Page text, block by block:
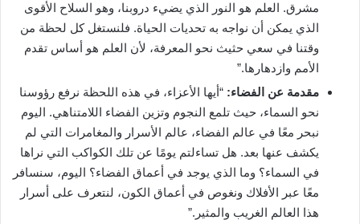
مشرق. العلم هو النور الذي يضيء دروبنا، وهو السلاح الأقوى
الذي يمكن أن نواجه به تحديات الحياة. فلنستغل كل لحظة من
وقتنا في سعي حثيث نحو المعرفة، لأن العلم هو أساس تقدم
الأمم وازدهارها.”
مقدمة عن الفضاء: “أيها الأعزاء، في هذه اللحظة نرفع رؤوسنا
نحو السماء، حيث تلمع النجوم وتزين الفضاء اللامتناهي. اليوم
نبحر معًا في عالم الفضاء، عالم الأسرار والمغامرات التي لم
يكشف عنها بعد. هل تساءلتم يومًا عن تلك الكواكب التي نراها
في السماء؟ وما الذي يوجد في أعماق الفضاء؟ اليوم، سنسافر
معًا عبر الأفلاك ونغوص في أعماق الكون، لنتعرف على أسرار
هذا العالم الغريب والمثير.”